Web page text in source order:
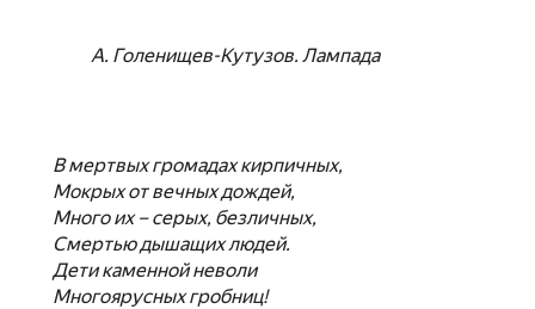
А. Голенищев-Кутузов. Лампада
В мертвых громадах кирпичных,
Мокрых от вечных дождей,
Много их – серых, безличных,
Смертью дышащих людей.
Дети каменной неволи
Многоярусных гробниц!